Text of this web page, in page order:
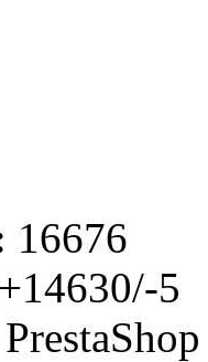
16676
+14630/-5